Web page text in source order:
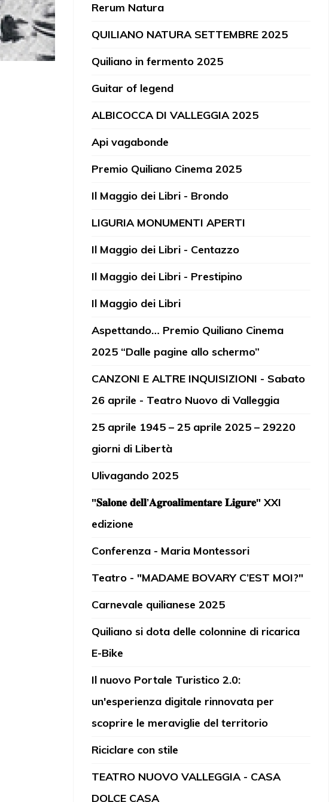
Rerum Natura
QUILIANO NATURA SETTEMBRE 2025
Quiliano in fermento 2025
Guitar of legend
ALBICOCCA DI VALLEGGIA 2025
Api vagabonde
Premio Quiliano Cinema 2025
Il Maggio dei Libri - Brondo
LIGURIA MONUMENTI APERTI
Il Maggio dei Libri - Centazzo
Il Maggio dei Libri - Prestipino
Il Maggio dei Libri
Aspettando… Premio Quiliano Cinema
2025 “Dalle pagine allo schermo”
CANZONI E ALTRE INQUISIZIONI - Sabato
26 aprile - Teatro Nuovo di Valleggia
25 aprile 1945 – 25 aprile 2025 – 29220
giorni di Libertà
Ulivagando 2025
"𝐒𝐚𝐥𝐨𝐧𝐞 𝐝𝐞𝐥𝐥’𝐀𝐠𝐫𝐨𝐚𝐥𝐢𝐦𝐞𝐧𝐭𝐚𝐫𝐞 𝐋𝐢𝐠𝐮𝐫𝐞" XXI
edizione
Conferenza - Maria Montessori
Teatro - "MADAME BOVARY C’EST MOI?"
Carnevale quilianese 2025
Quiliano si dota delle colonnine di ricarica
E-Bike
Il nuovo Portale Turistico 2.0:
un'esperienza digitale rinnovata per
scoprire le meraviglie del territorio
Riciclare con stile
TEATRO NUOVO VALLEGGIA - CASA
DOLCE CASA